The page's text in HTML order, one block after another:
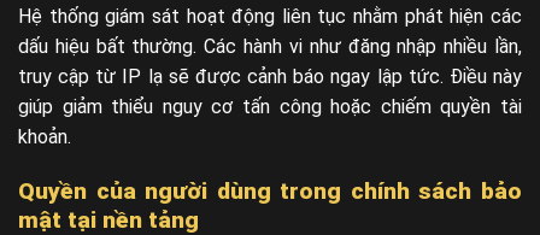
Hệ thống giám sát hoạt động liên tục nhằm phát hiện các
dấu hiệu bất thường. Các hành vi như đăng nhập nhiều lần,
truy cập từ IP lạ sẽ được cảnh báo ngay lập tức. Điều này
giúp giảm thiểu nguy cơ tấn công hoặc chiếm quyền tài
khoản.
Quyền của người dùng trong chính sách bảo
mật tại nền tảng